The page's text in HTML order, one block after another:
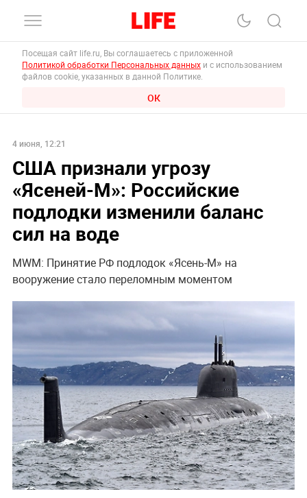
Посещая сайт life.ru, Вы соглашаетесь с приложенной
Политикой обработки Персональных данных и с использованием
файлов cookie, указанных в данной Политике.
ОК
4 июня, 12:21
США признали угрозу
«Ясеней-М»: Российские
подлодки изменили баланс
сил на воде
MWM: Принятие РФ подлодок «Ясень-М» на
вооружение стало переломным моментом